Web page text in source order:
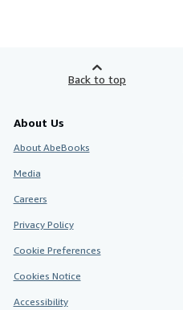
Back to top
About Us
About AbeBooks
Media
Careers
Privacy Policy
Cookie Preferences
Cookies Notice
Accessibility